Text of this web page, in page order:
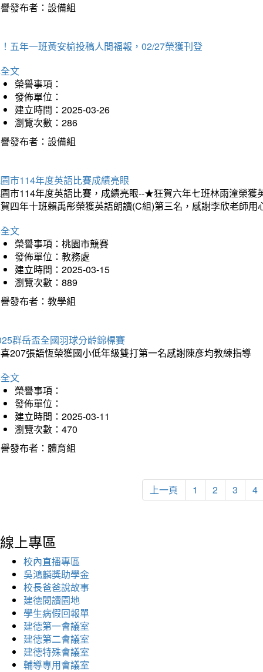
發布者：設備組
五年一班黃安榆投稿人間福報，02/27榮獲刊登
文
榮譽事項：
發佈單位：
建立時間：2025-03-26
瀏覽次數：286
發布者：設備組
市114年度英語比賽成績亮眼
市114年度英語比賽，成績亮眼--★狂賀六年七班林雨潼榮
四年十班賴禹彤榮獲英語朗讀(C組)第三名，感謝李欣老師
文
榮譽事項：桃園市競賽
發佈單位：教務處
建立時間：2025-03-15
瀏覽次數：889
發布者：教學組
群岳盃全國羽球分齡錦標賽
207張語恆榮獲國小低年級雙打第一名感謝陳彥均教練指導
文
榮譽事項：
發佈單位：
建立時間：2025-03-11
瀏覽次數：470
發布者：體育組
上一頁 1 2 3 4
線上專區
校內直播專區
吳鴻麟獎助學金
校長爸爸說故事
建德閱讀園地
學生病假回報單
建德第一會議室
建德第二會議室
建德特殊會議室
輔導專用會議室